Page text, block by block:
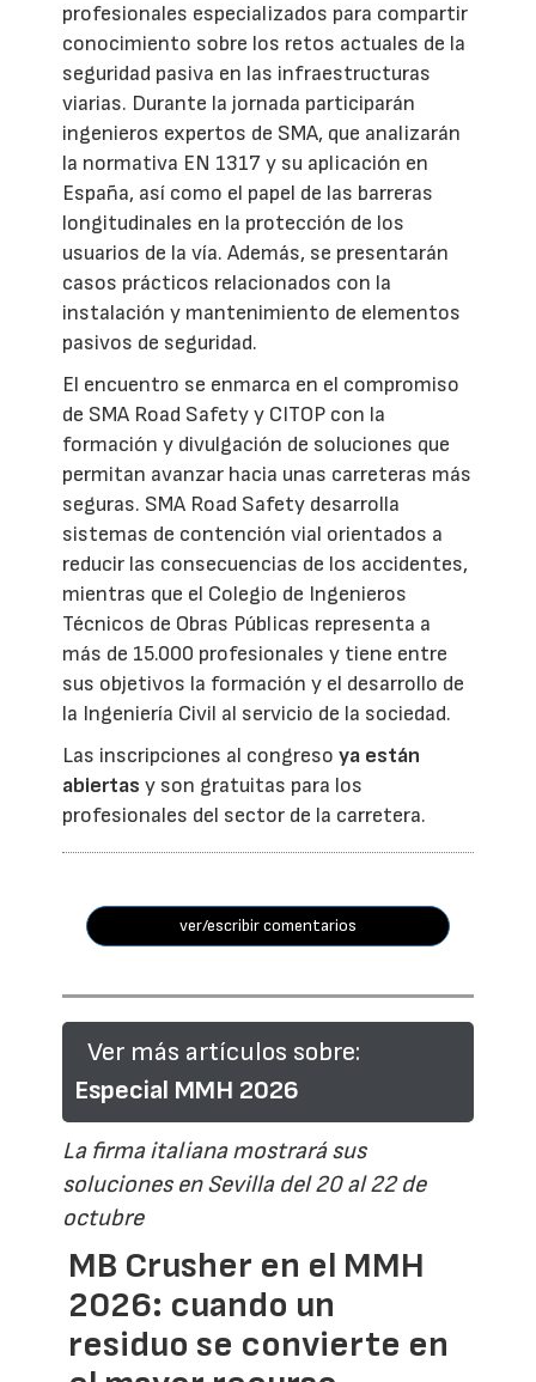
profesionales especializados para compartir
conocimiento sobre los retos actuales de la
seguridad pasiva en las infraestructuras
viarias. Durante la jornada participarán
ingenieros expertos de SMA, que analizarán
la normativa EN 1317 y su aplicación en
España, así como el papel de las barreras
longitudinales en la protección de los
usuarios de la vía. Además, se presentarán
casos prácticos relacionados con la
instalación y mantenimiento de elementos
pasivos de seguridad.
El encuentro se enmarca en el compromiso
de SMA Road Safety y CITOP con la
formación y divulgación de soluciones que
permitan avanzar hacia unas carreteras más
seguras. SMA Road Safety desarrolla
sistemas de contención vial orientados a
reducir las consecuencias de los accidentes,
mientras que el Colegio de Ingenieros
Técnicos de Obras Públicas representa a
más de 15.000 profesionales y tiene entre
sus objetivos la formación y el desarrollo de
la Ingeniería Civil al servicio de la sociedad.
Las inscripciones al congresoya están
abiertas y son gratuitas para los
profesionales del sector de la carretera.
ver/escribir comentarios
Ver más artículos sobre:
Especial MMH 2026
La firma italiana mostrará sus
soluciones en Sevilla del 20 al 22 de
octubre
MB Crusher en el MMH
2026: cuando un
residuo se convierte en